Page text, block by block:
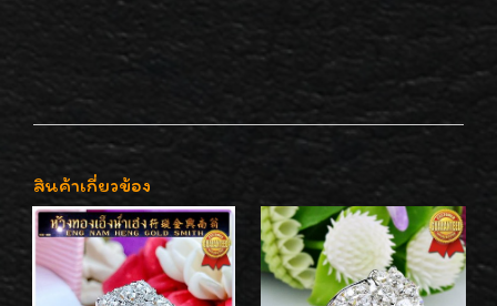
สินค้าเกี่ยวข้อง